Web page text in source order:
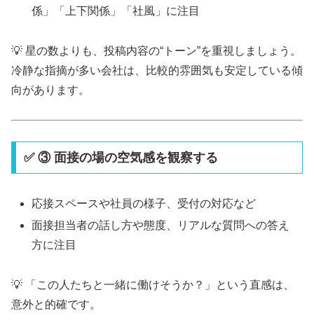
係」「上下関係」「社風」に注目
💡 星の数よりも、投稿内容の“トーン”を重視しましょう。
冷静な指摘が多い会社は、比較的雰囲気も安定している傾
向があります。
✅ ③ 面接の場の空気感を観察する
応接スペースや社員の様子、受付の対応など
面接担当者の話し方や態度、リアルな質問への答え
方に注目
💡 「この人たちと一緒に働けそうか？」という直感は、
意外と的確です。